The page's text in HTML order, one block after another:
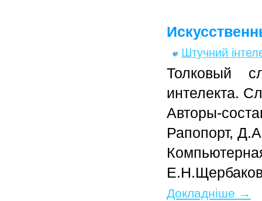
Штучний
Толковый
интелекта.
Авторы-
Рапопорт,
Докладніше →